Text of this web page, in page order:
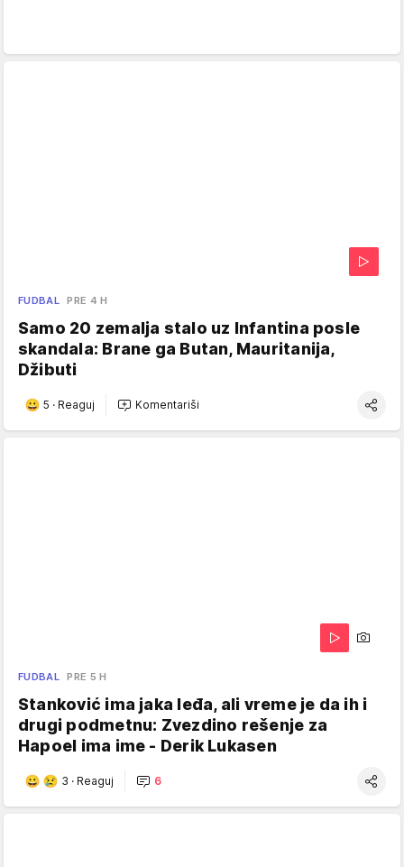
FUDBAL PRE 4 H
Samo 20 zemalja stalo uz Infantina posle
skandala: Brane ga Butan, Mauritanija,
Džibuti
5 · Reaguj Komentariši
FUDBAL PRE 5 H
Stanković ima jaka leđa, ali vreme je da ih i
drugi podmetnu: Zvezdino rešenje za
Hapoel ima ime - Derik Lukasen
3 · Reaguj 6